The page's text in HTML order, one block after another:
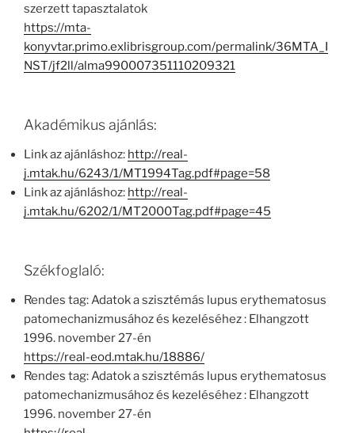
szerzett tapasztalatok
https://mta-
konyvtar.primo.exlibrisgroup.com/permalink/36MTA_I
NST/jf2ll/alma990007351110209321
Akadémikus ajánlás:
Link az ajánláshoz: http://real-
j.mtak.hu/6243/1/MT1994Tag.pdf#page=58
Link az ajánláshoz: http://real-
j.mtak.hu/6202/1/MT2000Tag.pdf#page=45
Székfoglaló:
Rendes tag: Adatok a szisztémás lupus erythematosus
patomechanizmusához és kezeléséhez : Elhangzott
1996. november 27-én
https://real-eod.mtak.hu/18886/
Rendes tag: Adatok a szisztémás lupus erythematosus
patomechanizmusához és kezeléséhez : Elhangzott
1996. november 27-én